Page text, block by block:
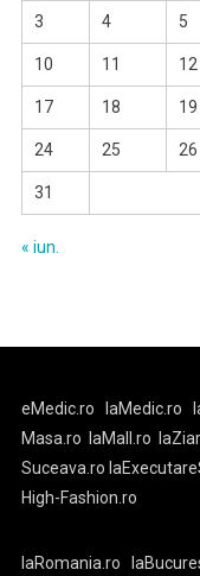
3 4 5
10 11 12
17 18 19
24 25 26
31
« iun.
eMedic.ro laMedic.ro
Masa.ro
laMall.ro
Suceava.ro
High-Fashion.ro
laRomania.ro